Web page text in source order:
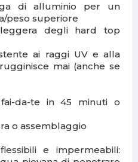
di alluminio per un
peso superiore
degli hard top
ai raggi UV e alla
mai (anche se
da-te in 45 minuti o
o assemblaggio
e impermeabili: